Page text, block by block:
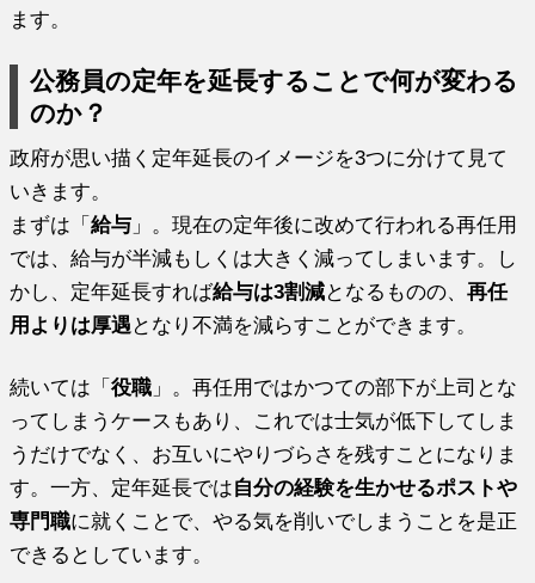
ます。
公務員の定年を延長することで何が変わる
のか？
政府が思い描く定年延長のイメージを3つに分けて見て
いきます。
まずは「給与 」。現在の定年後に改めて行われる再任用
では、給与が半減もしくは大きく減ってしまいます。し
かし、定年延長すれば給与は3割減となるものの、再任
用よりは厚遇 となり不満を減らすことができます。
続いては「役職 」。再任用ではかつての部下が上司とな
ってしまうケースもあり、これでは士気が低下してしま
うだけでなく、お互いにやりづらさを残すことになりま
す。一方、定年延長では自分の経験を生かせるポストや
専門職に就くことで、やる気を削いでしまうことを是正
できるとしています。